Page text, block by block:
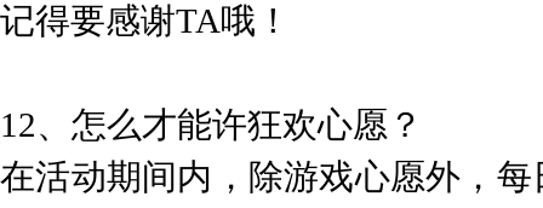
记得要感谢TA哦！
12、怎么才能许狂欢心愿？
在活动期间内，除游戏心愿外，